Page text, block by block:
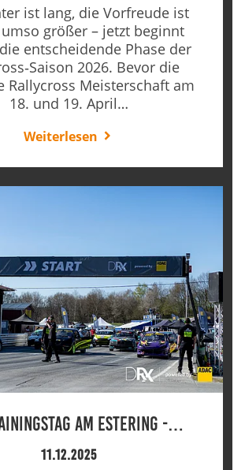
ist lang, die Vorfreude ist
größer – jetzt beginnt
entscheidende Phase der
2026. Bevor die
Rallycross Meisterschaft am
18. und 19. April…
Weiterlesen
am Estering -…
11.12.2025